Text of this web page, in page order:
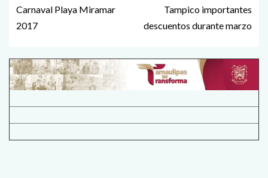
Carnaval Playa Miramar
2017
Tampico importantes
descuentos durante marzo